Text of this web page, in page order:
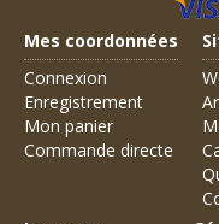
Mes coordonnées
Connexion
Enregistrement
Mon panier
Commande directe